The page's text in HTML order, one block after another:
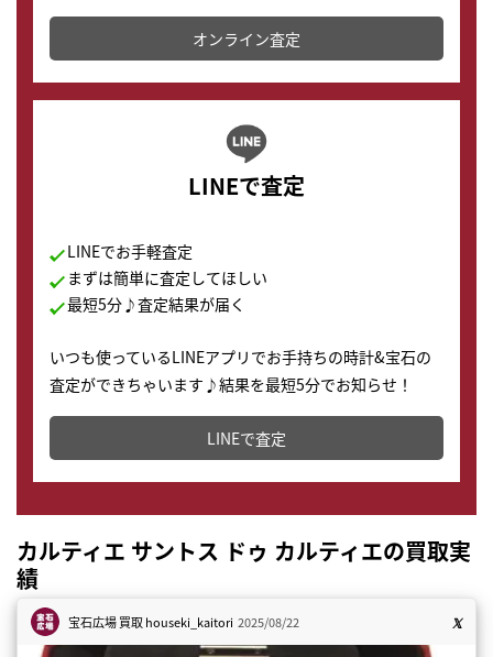
かります。
オンライン査定
LINEで査定
LINEでお手軽査定
まずは簡単に査定してほしい
最短5分♪査定結果が届く
いつも使っているLINEアプリでお手持ちの時計&宝石の
査定ができちゃいます♪結果を最短5分でお知らせ！
どこからでもすぐに査定金額を知ることが出来ます。
LINEで査定
カルティエ サントス ドゥ カルティエの買取実
績
宝石広場 買取houseki_kaitori 2025/08/22